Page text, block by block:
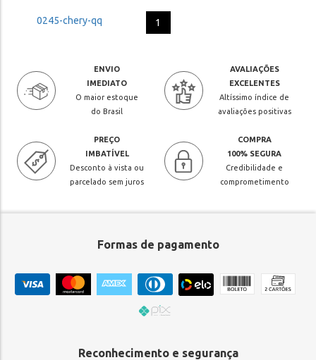
1
ENVIO
IMEDIATO
O maior estoque
do Brasil
AVALIAÇÕES
EXCELENTES
Altíssimo índice de
avaliações positivas
PREÇO
IMBATÍVEL
Desconto à vista ou
parcelado sem juros
COMPRA
100% SEGURA
Credibilidade e
comprometimento
Formas de pagamento
Reconhecimento e segurança